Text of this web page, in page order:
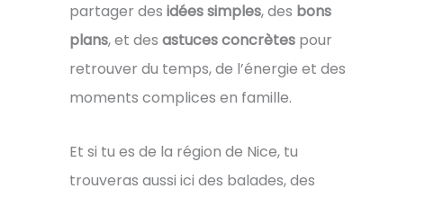
partager desidées simples, des bons
plans, et desastuces concrètes pour
retrouver du temps, de l’énergie et des
moments complices en famille.
Et si tu es de la région de Nice, tu
trouveras aussi ici des balades, des